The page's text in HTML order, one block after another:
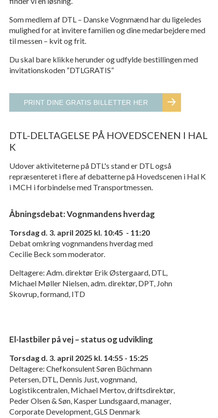
Som medlem af DTL – Danske Vognmænd har du ligeledes
mulighed for at invitere familien og dine medarbejdere med
til messen – kvit og frit.
Du skal bare klikke herunder og udfylde bestillingen med
invitationskoden “DTLGRATIS”
PRINT DINE GRATIS BILLETTER HER
DTL-DELTAGELSE PÅ HOVEDSCENEN I HAL
K
Udover aktiviteterne på DTL's stand er DTL også
repræsenteret i flere af debatterne på Hovedscenen i Hal K
i MCH i forbindelse med Transportmessen.
Åbningsdebat: Vognmandens hverdag
Torsdag d. 3. april 2025 kl. 10:45 - 11:20
Debat omkring vognmandens hverdag med
Cecilie Beck som moderator.
Deltagere: Adm. direktør Erik Østergaard, DTL,
Michael Møller Nielsen, adm. direktør, DPT, John
Skovrup, formand, ITD
El-lastbiler på vej – status og udvikling
Torsdag d. 3. april 2025 kl. 14:55 - 15:25
Deltagere: Chefkonsulent Søren Büchmann
Petersen, DTL, Dennis Just, vognmand,
Logistikcentralen, Michael Mertov, driftsdirektør,
Peder Olsen & Søn, Kasper Lundsgaard, manager,
Corporate Development, GLS Denmark